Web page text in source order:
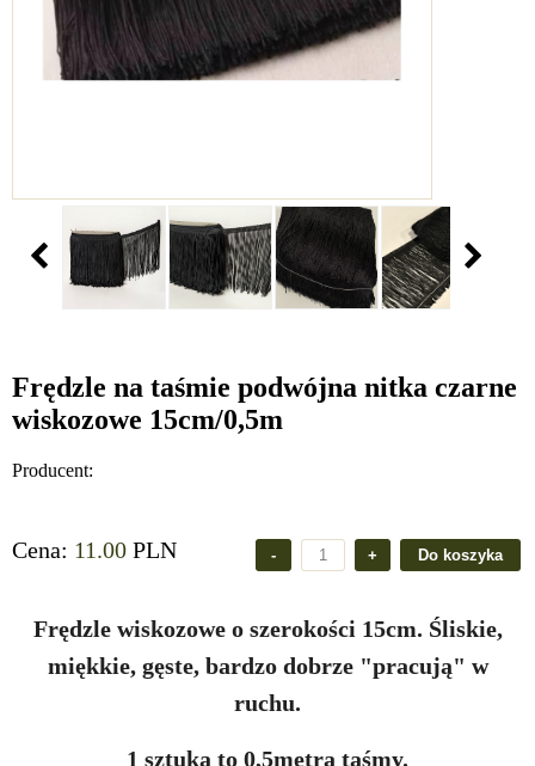
Frędzle na taśmie podwójna nitka czarne
wiskozowe 15cm/0,5m
Producent:
Cena: 11.00 PLN
Frędzle wiskozowe o szerokości 15cm. Śliskie,
miękkie, gęste, bardzo dobrze "pracują" w
ruchu.
1 sztuka to 0,5metra taśmy.